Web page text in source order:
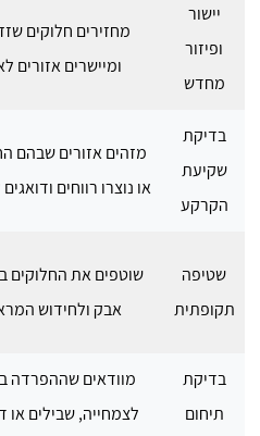
יישור
ופיזור
מחדש
מחזירים חלוקים
ומיישרים אזורים
בדיקת
שקיעת
הקרקע
מזהים אזורים שבהם
או נוצרו רווחים
שטיפה
תקופתית
שוטפים את החלוקים
אבק ולחידוש
בדיקת
תיחום
מוודאים שההפרדה
לצמחייה, שבילים